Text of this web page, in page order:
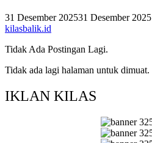
31 Desember 202531 Desember 2025
kilasbalik.id
Tidak Ada Postingan Lagi.
Tidak ada lagi halaman untuk dimuat.
IKLAN KILAS